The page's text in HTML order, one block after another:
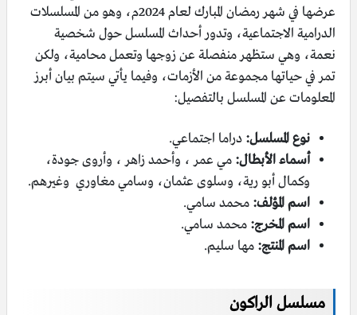
عرضها في شهر رمضان المبارك لعام 2024م، وهو من المسلسلات
الدرامية الاجتماعية، وتدور أحداث المسلسل حول شخصية
نعمة، وهي ستظهر منفصلة عن زوجها وتعمل محامية، ولكن
تمر في حياتها مجموعة من الأزمات، وفيما يأتي سيتم بيان أبرز
المعلومات عن المسلسل بالتفصيل:
نوع المسلسل: دراما اجتماعي.
أسماء الأبطال: مي عمر ، وأحمد زاهر ، وأروى جودة،
وكمال أبو رية، وسلوى عثمان، وسامي مغاوري وغيرهم.
اسم المؤلف: محمد سامي.
اسم المخرج: محمد سامي.
اسم المنتج: مها سليم.
مسلسل الراكون